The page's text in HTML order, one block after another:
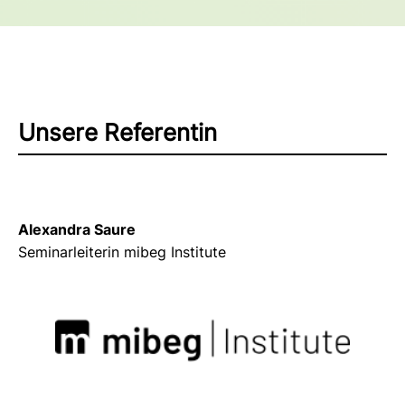
Unsere Referentin
Alexandra Saure
Seminarleiterin mibeg Institute